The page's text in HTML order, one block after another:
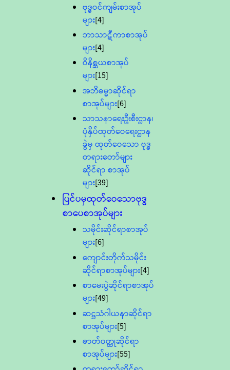
ဗုဒ္ဓဝင်ကျမ်းစာအုပ်
များ[4]
ဘာသာဋီကာစာအုပ်
များ[4]
ဝိနိစ္ဆယစာအုပ်
များ[15]
အဘိဓမ္မာဆိုင်ရာ
စာအုပ်များ[6]
သာသနာရေးဦးစီးဌာန၊
ပုံနှိပ်ထုတ်ဝေရေးဌာန
ခွဲမှ ထုတ်ဝေသော ဗုဒ္ဓ
တရားတော်များ
ဆိုင်ရာ စာအုပ်
များ[39]
ပြင်ပမှထုတ်ဝေသောဗုဒ္ဓ
စာပေစာအုပ်များ
သမိုင်းဆိုင်ရာစာအုပ်
များ[6]
ကျောင်းတိုက်သမိုင်း
ဆိုင်ရာစာအုပ်များ[4]
စာမေးပွဲဆိုင်ရာစာအုပ်
များ[49]
ဆဋ္ဌသံဂါယနာဆိုင်ရာ
စာအုပ်များ[5]
ဇာတ်၀တ္ထုဆိုင်ရာ
စာအုပ်များ[55]